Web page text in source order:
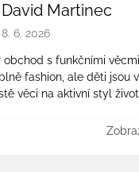
David Martinec
Hodnocení obchodu je 5 z
8. 6. 2026
obchod s funkčními
fashion, ale děti jsou
věci na aktivní styl